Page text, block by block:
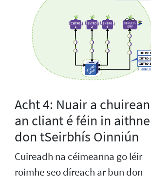
Acht 4: Nuair a
an cliant é féin in aithne
don tSeirbhís Oinniún
Cuireadh na céimeanna go léir
roimhe seo díreach ar bun don